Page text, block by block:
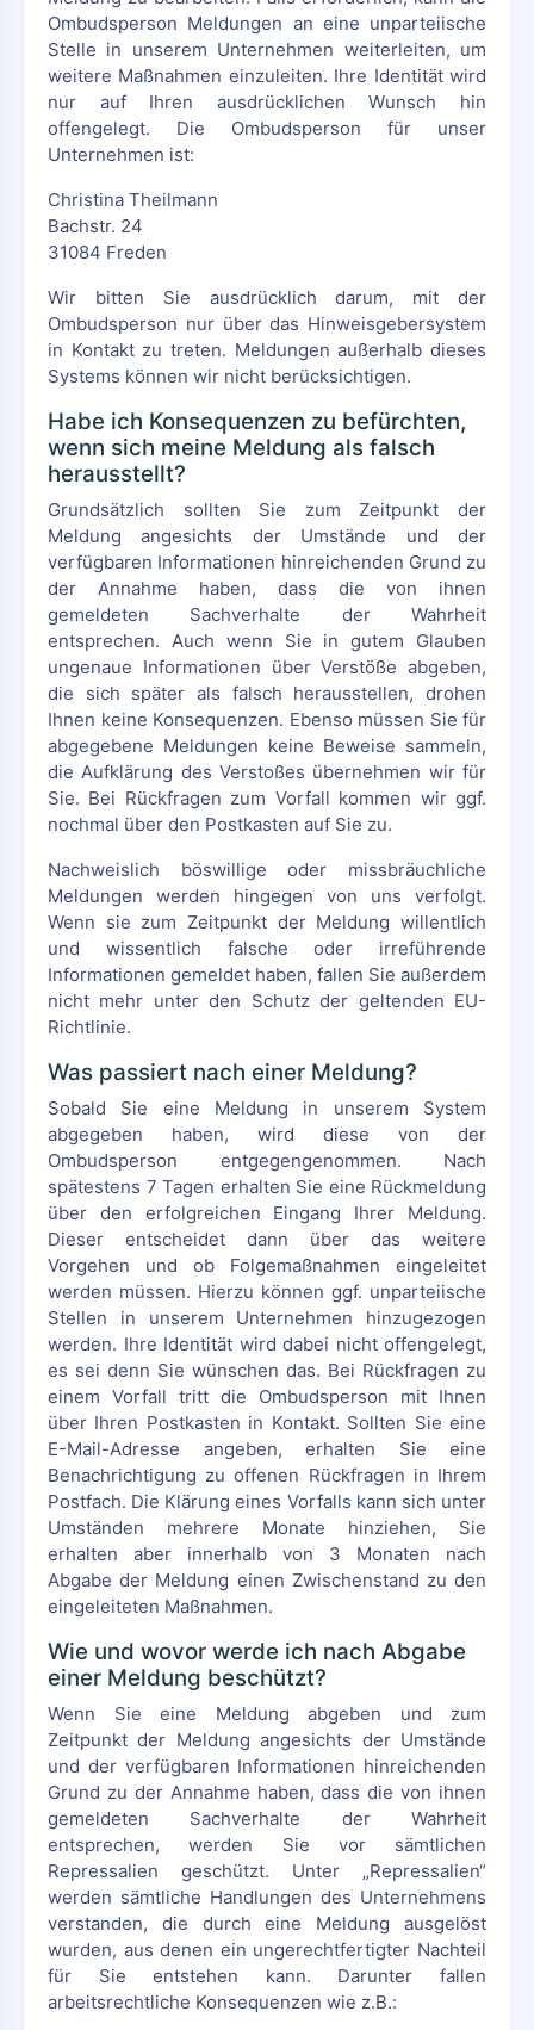
Ombudsperson Meldungen an eine unparteiische
Stelle in unserem Unternehmen weiterleiten, um
weitere Maßnahmen einzuleiten. Ihre Identität wird
nur auf Ihren ausdrücklichen Wunsch hin
offengelegt. Die Ombudsperson für unser
Unternehmen ist:
Christina Theilmann
Bachstr. 24
31084 Freden
Wir bitten Sie ausdrücklich darum, mit der
Ombudsperson nur über das Hinweisgebersystem
in Kontakt zu treten. Meldungen außerhalb dieses
Systems können wir nicht berücksichtigen.
Habe ich Konsequenzen zu befürchten,
wenn sich meine Meldung als falsch
herausstellt?
Grundsätzlich sollten Sie zum Zeitpunkt der
Meldung angesichts der Umstände und der
verfügbaren Informationen hinreichenden Grund zu
der Annahme haben, dass die von ihnen
gemeldeten Sachverhalte der Wahrheit
entsprechen. Auch wenn Sie in gutem Glauben
ungenaue Informationen über Verstöße abgeben,
die sich später als falsch herausstellen, drohen
Ihnen keine Konsequenzen. Ebenso müssen Sie für
abgegebene Meldungen keine Beweise sammeln,
die Aufklärung des Verstoßes übernehmen wir für
Sie. Bei Rückfragen zum Vorfall kommen wir ggf.
nochmal über den Postkasten auf Sie zu.
Nachweislich böswillige oder missbräuchliche
Meldungen werden hingegen von uns verfolgt.
Wenn sie zum Zeitpunkt der Meldung willentlich
und wissentlich falsche oder irreführende
Informationen gemeldet haben, fallen Sie außerdem
nicht mehr unter den Schutz der geltenden EU-
Richtlinie.
Was passiert nach einer Meldung?
Sobald Sie eine Meldung in unserem System
abgegeben haben, wird diese von der
Ombudsperson entgegengenommen. Nach
spätestens 7 Tagen erhalten Sie eine Rückmeldung
über den erfolgreichen Eingang Ihrer Meldung.
Dieser entscheidet dann über das weitere
Vorgehen und ob Folgemaßnahmen eingeleitet
werden müssen. Hierzu können ggf. unparteiische
Stellen in unserem Unternehmen hinzugezogen
werden. Ihre Identität wird dabei nicht offengelegt,
es sei denn Sie wünschen das. Bei Rückfragen zu
einem Vorfall tritt die Ombudsperson mit Ihnen
über Ihren Postkasten in Kontakt. Sollten Sie eine
E-Mail-Adresse angeben, erhalten Sie eine
Benachrichtigung zu offenen Rückfragen in Ihrem
Postfach. Die Klärung eines Vorfalls kann sich unter
Umständen mehrere Monate hinziehen, Sie
erhalten aber innerhalb von 3 Monaten nach
Abgabe der Meldung einen Zwischenstand zu den
eingeleiteten Maßnahmen.
Wie und wovor werde ich nach Abgabe
einer Meldung beschützt?
Wenn Sie eine Meldung abgeben und zum
Zeitpunkt der Meldung angesichts der Umstände
und der verfügbaren Informationen hinreichenden
Grund zu der Annahme haben, dass die von ihnen
gemeldeten Sachverhalte der Wahrheit
entsprechen, werden Sie vor sämtlichen
Repressalien geschützt. Unter „Repressalien“
werden sämtliche Handlungen des Unternehmens
verstanden, die durch eine Meldung ausgelöst
wurden, aus denen ein ungerechtfertigter Nachteil
für Sie entstehen kann. Darunter fallen
arbeitsrechtliche Konsequenzen wie z.B.: